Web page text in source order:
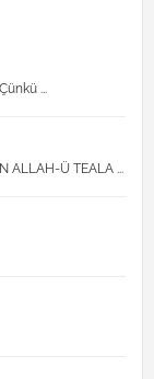
...
ALLAH-Ü TEALA ...